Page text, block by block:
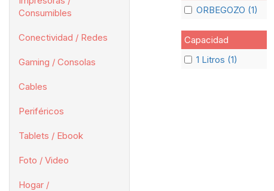
Consumibles
Conectividad / Redes
Gaming / Consolas
Cables
Periféricos
Tablets / Ebook
Foto / Video
Hogar /
ORBEGOZO (1)
Capacidad
1 Litros (1)